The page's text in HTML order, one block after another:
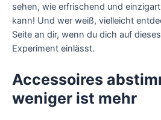
sehen, wie erfrischend und
kann! Und wer weiß, vielleicht
Seite an dir, wenn du dich auf
Experiment einlässt.
Accessoires
weniger ist mehr